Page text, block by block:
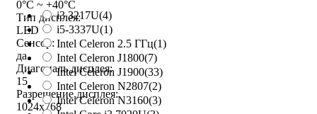
i3 3217U(4)
i5-3337U(1)
Intel Celeron 2.5 ГГц(1)
Intel Celeron J1800(7)
Intel Celeron J1900(33)
Intel Celeron N2807(2)
Intel Celeron N3160(3)
0°C ~ +40°C
Тип дисплея:
LED
Сенсор:
да
Диагональ дисплея:
15
Разрешение дисплея:
1024x768